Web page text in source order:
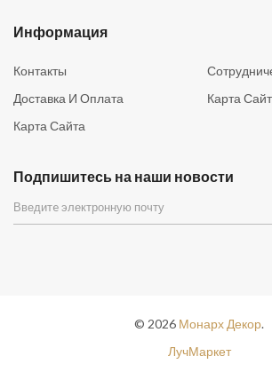
Информация
Контакты
Доставка И Оплата
Карта
Карта Сайта
Подпишитесь на наши новости
© 2026 Монарх Декор.
ЛучМаркет